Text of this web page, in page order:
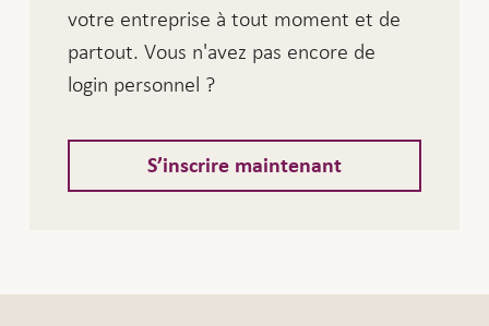
votre entreprise à tout moment et de
partout. Vous n'avez pas encore de
login personnel ?
S’inscrire maintenant